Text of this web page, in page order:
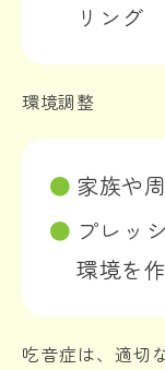
リング
環境調整
家族や
プレッ
環境を
吃音症は、適切